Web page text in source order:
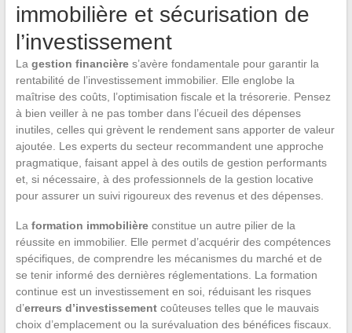
immobilière et sécurisation de
l’investissement
La gestion financières’avère fondamentale pour garantir la
rentabilité de l’investissement immobilier. Elle englobe la
maîtrise des coûts, l’optimisation fiscale et la trésorerie. Pensez
à bien veiller à ne pas tomber dans l’écueil des dépenses
inutiles, celles qui grèvent le rendement sans apporter de valeur
ajoutée. Les experts du secteur recommandent une approche
pragmatique, faisant appel à des outils de gestion performants
et, si nécessaire, à des professionnels de la gestion locative
pour assurer un suivi rigoureux des revenus et des dépenses.
La formation immobilièreconstitue un autre pilier de la
réussite en immobilier. Elle permet d’acquérir des compétences
spécifiques, de comprendre les mécanismes du marché et de
se tenir informé des dernières réglementations. La formation
continue est un investissement en soi, réduisant les risques
d’erreurs d’investissementcoûteuses telles que le mauvais
choix d’emplacement ou la surévaluation des bénéfices fiscaux.